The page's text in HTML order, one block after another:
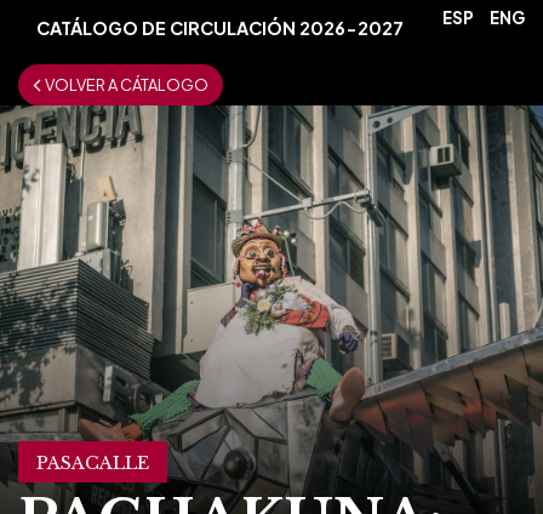
CATÁLOGO DE CIRCULACIÓN 2026-2027
VOLVER A CÁTALOGO
ESP ENG
PASACALLE